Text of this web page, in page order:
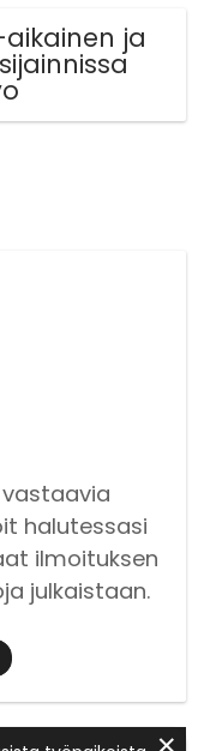
ja
halutessasi
ilmoituksen
julkaistaan.